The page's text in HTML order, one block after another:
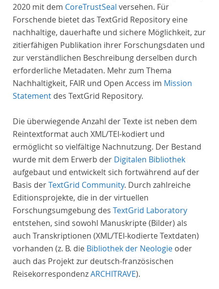
2020 mit dem CoreTrustSeal versehen. Für
Forschende bietet das TextGrid Repository eine
nachhaltige, dauerhafte und sichere Möglichkeit, zur
zitierfähigen Publikation ihrer Forschungsdaten und
zur verständlichen Beschreibung derselben durch
erforderliche Metadaten. Mehr zum Thema
Nachhaltigkeit, FAIR und Open Access im Mission
Statement des TextGrid Repository.
Die überwiegende Anzahl der Texte ist neben dem
Reintextformat auch XML/TEI-kodiert und
ermöglicht so vielfältige Nachnutzung. Der Bestand
wurde mit dem Erwerb der Digitalen Bibliothek
aufgebaut und entwickelt sich fortwährend auf der
Basis derTextGrid Community. Durch zahlreiche
Editionsprojekte, die in der virtuellen
Forschungsumgebung des TextGrid Laboratory
entstehen, sind sowohl Manuskripte (Bilder) als
auch Transkriptionen (XML/TEI-kodierte Textdaten)
vorhanden (z. B. die Bibliothek der Neologie oder
auch das Projekt zur deutsch-französischen
ReisekorrespondenzARCHITRAVE).